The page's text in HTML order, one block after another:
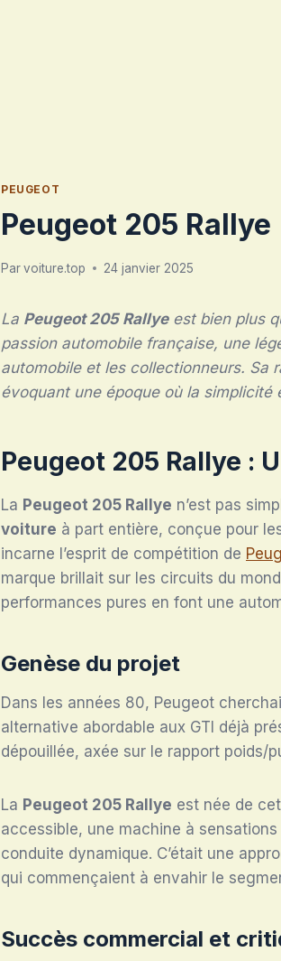
PEUGEOT
Peugeot 205 Rallye
Parvoiture.top 24 janvier 2025
La Peugeot 205 Rallyeest bien plus
passion automobile française, une
automobile et les collectionneurs. Sa
évoquant une époque où la
Peugeot 205 Rallye :
La Peugeot 205 Rallye n’est pas
voiture à part entière, conçue pour
incarne l’esprit de compétition de
marque brillait sur les circuits du
performances pures en font une
Genèse du projet
Dans les années 80, Peugeot
alternative abordable aux GTI déjà
dépouillée, axée sur le rapport poids/
La Peugeot 205 Rallye est née de
accessible, une machine à
conduite dynamique. C’était une
qui commençaient à envahir le
Succès commercial et